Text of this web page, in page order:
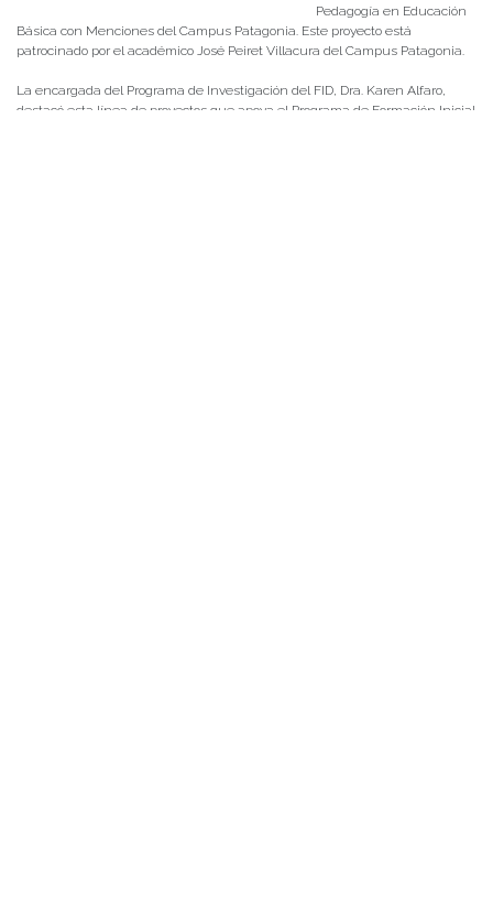
Pedagogía en Educación
Básica con Menciones del Campus Patagonia. Este proyecto está
patrocinado por el académico José Peiret Villacura del Campus Patagonia.
La encargada del Programa de Investigación del FID, Dra. Karen Alfaro,
destacó esta línea de proyectos que apoya el Programa de Formación Inicial